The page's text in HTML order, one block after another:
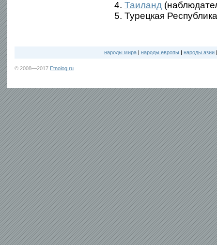
4. Таиланд
5. Турецкая
народы мира | народы европы | народы азии
© 2008—2017 Etnolog.ru